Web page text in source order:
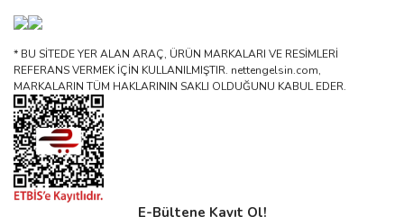
* BU SİTEDE YER ALAN ARAÇ, ÜRÜN MARKALARI VE RESİMLERİ
REFERANS VERMEK İÇİN KULLANILMIŞTIR. nettengelsin.com,
MARKALARIN TÜM HAKLARININ SAKLI OLDUĞUNU KABUL EDER.
E-Bültene Kayıt Ol!